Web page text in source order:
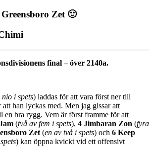
Zet 🙂
final – över 2140a.
nio i spets) laddas för att vara först ner till
han lyckas med. Men jag gissar att
en bra rygg. Vem är först framme för att
(två av fem i spets), 4 Jimbaran Zon (fyra
Zet (en av två i spets) och 6 Keep
) kan öppna kvickt vid ett offensivt